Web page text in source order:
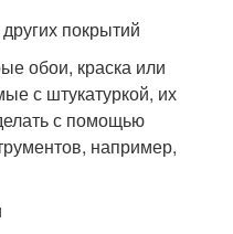
покрытий
обои, краска или
с штукатуркой, их
с помощью
например,